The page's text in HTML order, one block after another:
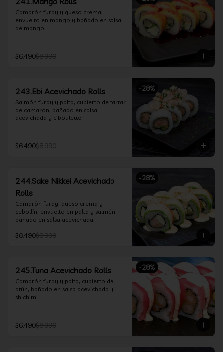
Camarón furay y queso crema,
envuelto en mango y bañado en salsa
de mango
$6.490$8.990
-28%
243.Ebi Acevichado Rolls
Salmón furay y palta, cubierto de tartar
de camarón, bañado en salsa
acevichada y ciboulette
$6.490$8.990
-28%
244.Sake Nikkei Acevichado
Rolls
Camarón furay, queso crema y
cebollín, envuelto en palta y salmón,
bañado en salsa acevichada
$6.490$8.990
-28%
245.Tuna Acevichado Rolls
Camarón furay y palta, cubierto de
atún, bañado en salsa acevichada y
shichimi
$6.490$8.990